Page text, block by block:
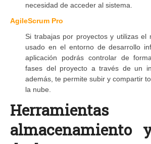
necesidad de acceder al sistema.
AgileScrum Pro
Si trabajas por proyectos y utilizas el
usado en el entorno de desarrollo
aplicación podrás controlar de
fases del proyecto a través de un
además, te permite subir y compartir
la nube.
almacenamiento